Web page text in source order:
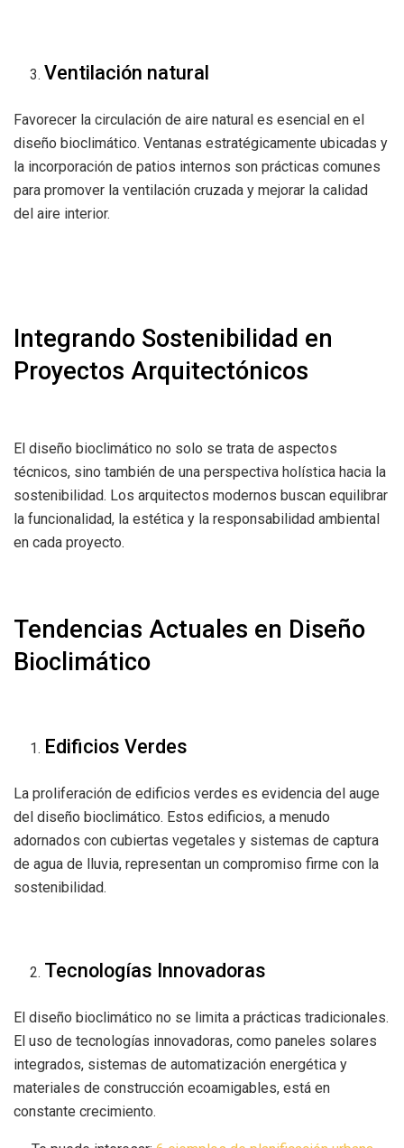
Ventilación natural
Favorecer la circulación de aire natural es esencial en el
diseño bioclimático. Ventanas estratégicamente ubicadas y
la incorporación de patios internos son prácticas comunes
para promover la ventilación cruzada y mejorar la calidad
del aire interior.
Integrando Sostenibilidad en
Proyectos Arquitectónicos
El diseño bioclimático no solo se trata de aspectos
técnicos, sino también de una perspectiva holística hacia la
sostenibilidad. Los arquitectos modernos buscan equilibrar
la funcionalidad, la estética y la responsabilidad ambiental
en cada proyecto.
Tendencias Actuales en Diseño
Bioclimático
Edificios Verdes
La proliferación de edificios verdes es evidencia del auge
del diseño bioclimático. Estos edificios, a menudo
adornados con cubiertas vegetales y sistemas de captura
de agua de lluvia, representan un compromiso firme con la
sostenibilidad.
Tecnologías Innovadoras
El diseño bioclimático no se limita a prácticas tradicionales.
El uso de tecnologías innovadoras, como paneles solares
integrados, sistemas de automatización energética y
materiales de construcción ecoamigables, está en
constante crecimiento.